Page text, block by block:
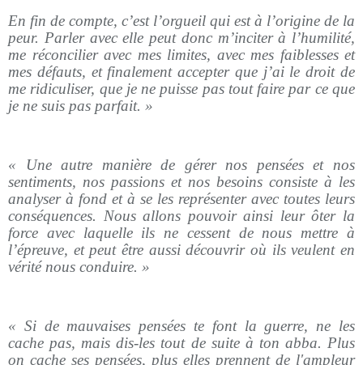
En fin de compte, c’est l’orgueil qui est à l’origine de la
peur. Parler avec elle peut donc m’inciter à l’humilité,
me réconcilier avec mes limites, avec mes faiblesses et
mes défauts, et finalement accepter que j’ai le droit de
me ridiculiser, que je ne puisse pas tout faire par ce que
je ne suis pas parfait. »
« Une autre manière de gérer nos pensées et nos
sentiments, nos passions et nos besoins consiste à les
analyser à fond et à se les représenter avec toutes leurs
conséquences. Nous allons pouvoir ainsi leur ôter la
force avec laquelle ils ne cessent de nous mettre à
l’épreuve, et peut être aussi découvrir où ils veulent en
vérité nous conduire. »
« Si de mauvaises pensées te font la guerre, ne les
cache pas, mais dis-les tout de suite à ton abba. Plus
on cache ses pensées, plus elles prennent de l'ampleur